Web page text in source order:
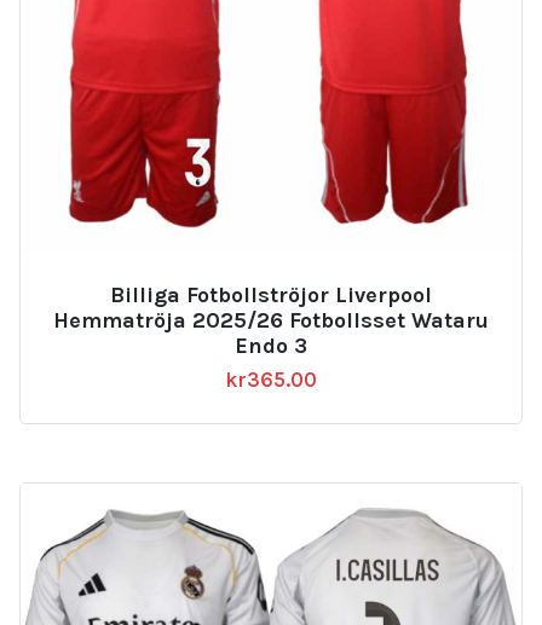
Billiga Fotbollströjor Liverpool
Hemmatröja 2025/26 Fotbollsset Wataru
Endo 3
kr365.00